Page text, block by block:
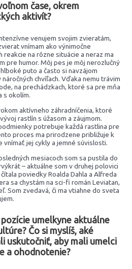
čase, okrem
aktivít?
venujem svojim zvieratám,
vnímam ako výnimočne
reakcie na rôzne situácie a neraz ma
pre humor. Môj pes je môj nerozlučný
puto a často si navzájom
chvíľach. Vďaka nemu trávim
na prechádzkach, ktoré sa pre mňa
s okolím.
aktívneho záhradníčenia, ktoré
rastlín s úžasom a záujmom.
potrebuje každá rastlina pre
proces ma prirodzene približuje k
vnímať jej cykly a jemné súvislosti.
mesiacoch som sa pustila do
– aktuálne som v druhej polovici
poviedky Roalda Dahla a Alfreda
sa chystám na sci-fi román Leviatan,
Som zvedavá, či ma vtiahne do sveta
umelkyne aktuálne
Čo si myslíš, aké
uskutočniť, aby mali umelci
a ohodnotenie?